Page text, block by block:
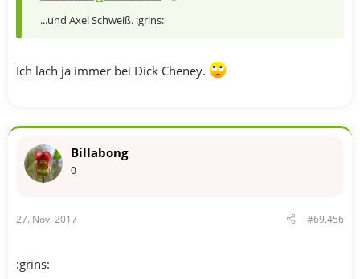
...und Axel Schweiß. :grins:
Ich lach ja immer bei Dick Cheney.
Billabong
0
27. Nov. 2017 #69.456
:grins: